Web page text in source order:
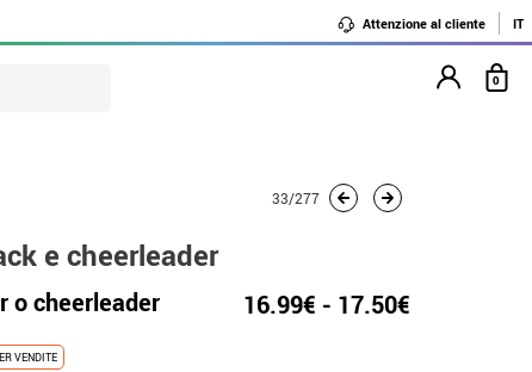
Attenzione al cliente IT
0
33/277
e cheerleader
o cheerleader 16.99€ - 17.50€
VENDITE